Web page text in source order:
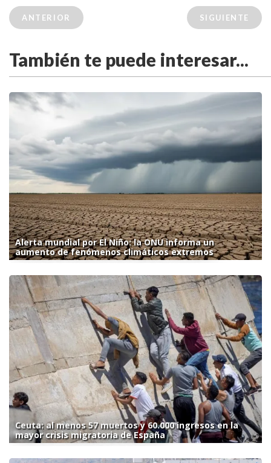
ANTERIOR SIGUIENTE
También te puede interesar...
Alerta mundial por El Niño: la ONU informa un
aumento de fenómenos climáticos extremos
Ceuta: al menos 57 muertos y 60.000 ingresos en la
mayor crisis migratoria de España